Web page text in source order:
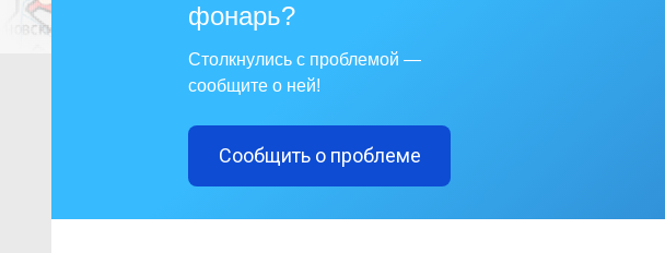
фонарь?
Столкнулись с проблемой —
сообщите о ней!
Сообщить о проблеме